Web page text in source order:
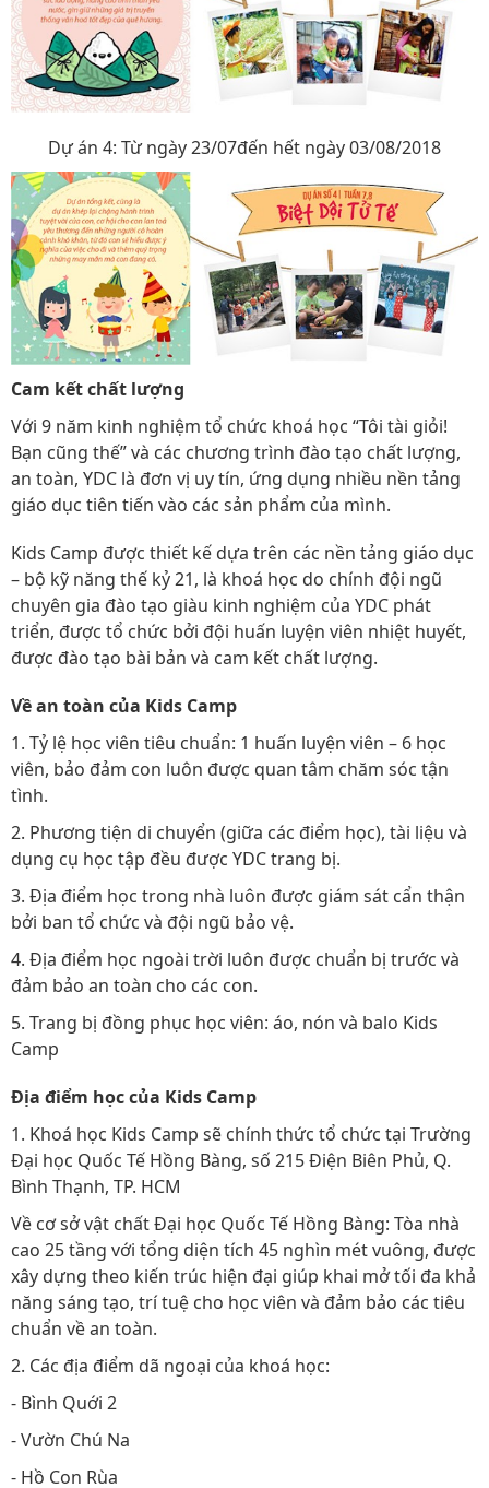
Dự án 4: Từ ngày 23/07đến hết ngày 03/08/2018
Cam kết chất lượng
Với 9 năm kinh nghiệm tổ chức khoá học “Tôi tài giỏi!
Bạn cũng thế” và các chương trình đào tạo chất lượng,
an toàn, YDC là đơn vị uy tín, ứng dụng nhiều nền tảng
giáo dục tiên tiến vào các sản phẩm của mình.
Kids Camp được thiết kế dựa trên các nền tảng giáo dục
– bộ kỹ năng thế kỷ 21, là khoá học do chính đội ngũ
chuyên gia đào tạo giàu kinh nghiệm của YDC phát
triển, được tổ chức bởi đội huấn luyện viên nhiệt huyết,
được đào tạo bài bản và cam kết chất lượng.
Về an toàn của Kids Camp
1. Tỷ lệ học viên tiêu chuẩn: 1 huấn luyện viên – 6 học
viên, bảo đảm con luôn được quan tâm chăm sóc tận
tình.
2. Phương tiện di chuyển (giữa các điểm học), tài liệu và
dụng cụ học tập đều được YDC trang bị.
3. Địa điểm học trong nhà luôn được giám sát cẩn thận
bởi ban tổ chức và đội ngũ bảo vệ.
4. Địa điểm học ngoài trời luôn được chuẩn bị trước và
đảm bảo an toàn cho các con.
5. Trang bị đồng phục học viên: áo, nón và balo Kids
Camp
Địa điểm học của Kids Camp
1. Khoá học Kids Camp sẽ chính thức tổ chức tại Trường
Đại học Quốc Tế Hồng Bàng, số 215 Điện Biên Phủ, Q.
Bình Thạnh, TP. HCM
Về cơ sở vật chất Đại học Quốc Tế Hồng Bàng: Tòa nhà
cao 25 tầng với tổng diện tích 45 nghìn mét vuông, được
xây dựng theo kiến trúc hiện đại giúp khai mở tối đa khả
năng sáng tạo, trí tuệ cho học viên và đảm bảo các tiêu
chuẩn về an toàn.
2. Các địa điểm dã ngoại của khoá học:
- Bình Quới 2
- Vườn Chú Na
- Hồ Con Rùa